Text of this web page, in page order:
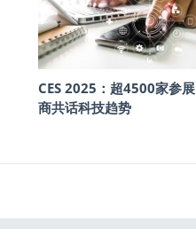
CES 2025：超4500家参展
商共话科技趋势